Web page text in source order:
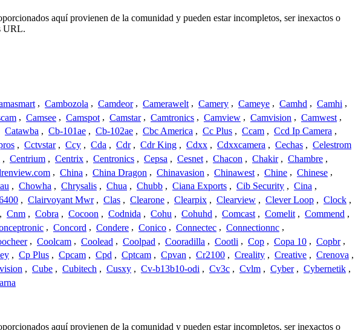
aquí provienen de la comunidad y pueden estar incompletos, ser inexactos o
URL.
, Cambozola , Camdeor , Camerawelt , Camery , Cameye , Camhd , Camhi ,
, Camsee , Camspot , Camstar , Camtronics , Camview , Camvision , Camwest ,
Catawba , Cb-101ae , Cb-102ae , Cbc America , Cc Plus , Ccam , Ccd Ip Camera ,
, Cctvstar , Ccy , Cda , Cdr , Cdr King , Cdxx , Cdxxcamera , Cechas , Celestrom
, Centrium , Centrix , Centronics , Cepsa , Cesnet , Chacon , Chakir , Chambre ,
, China , China Dragon , Chinavasion , Chinawest , Chine , Chinese ,
, Chowha , Chrysalis , Chua , Chubb , Ciana Exports , Cib Security , Cina ,
, Clairvoyant Mwr , Clas , Clearone , Clearpix , Clearview , Clever Loop , Clock ,
, Cnm , Cobra , Cocoon , Codnida , Cohu , Cohuhd , Comcast , Comelit , Commend ,
, Concord , Condere , Conico , Connectec , Connectionnc ,
, Coolcam , Coolead , Coolpad , Cooradilla , Cootli , Cop , Copa 10 , Copbr ,
, Cp Plus , Cpcam , Cpd , Cptcam , Cpvan , Cr2100 , Creality , Creative , Crenova ,
, Cube , Cubitech , Cusxy , Cv-b13b10-odi , Cv3c , Cvlm , Cyber , Cybernetik ,
aquí provienen de la comunidad y pueden estar incompletos, ser inexactos o